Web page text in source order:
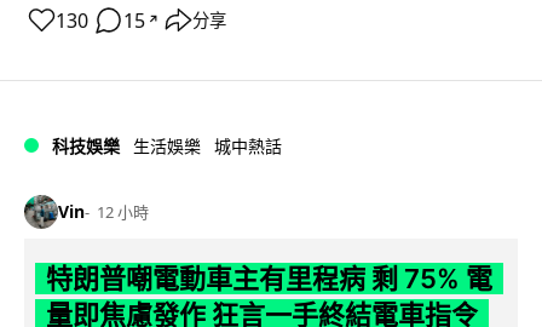
130 15 ↗ 分享
科技娛樂 生活娛樂 城中熱話
Vin 12 小時
特朗普嘲電動車主有里程病 剩 75% 電
量即焦慮發作 狂言一手終結電車指令